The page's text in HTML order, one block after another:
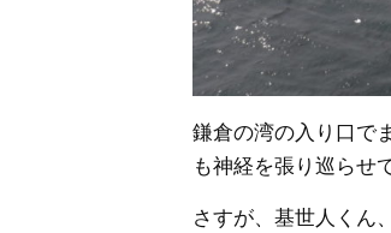
鎌倉の湾の入り口で
も神経を張り巡らせ
さすが、基世人くん